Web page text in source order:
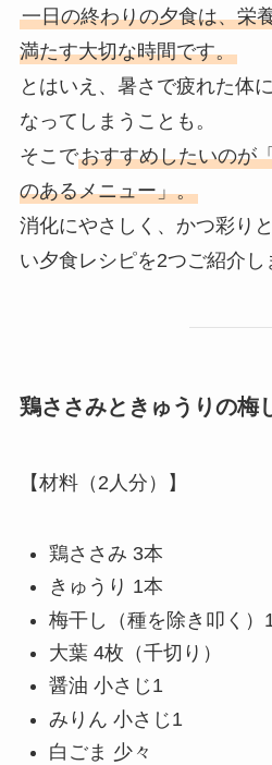
一日の終わりの夕食は、栄
満たす大切な時間です。
とはいえ、暑さで疲れた体
なってしまうことも。
そこでおすすめしたいのが
のあるメニュー」。
消化にやさしく、かつ彩り
い夕食レシピを2つご紹介し
鶏ささみときゅうりの梅
【材料（2人分）】
鶏ささみ 3本
きゅうり 1本
梅干し（種を除き叩く）
大葉 4枚（千切り）
醤油 小さじ1
みりん 小さじ1
白ごま 少々